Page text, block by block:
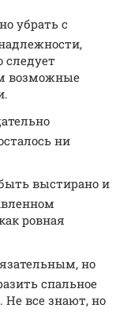
убрать с
следует
возможные
ни
выстирано и
ровная
но
спальное
Не все знают, но